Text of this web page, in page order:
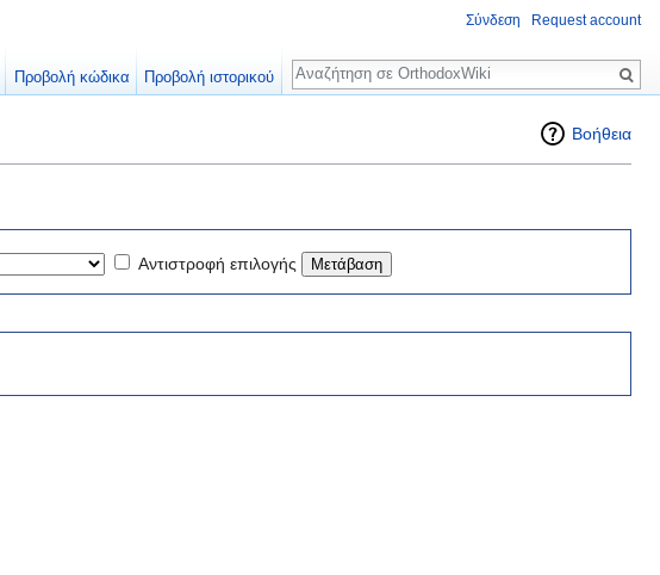
Βοήθεια
Αντιστροφή επιλογής
Σύνδεση Request account
Προβολή κώδικα Προβολή ιστορικού
Αναζήτηση